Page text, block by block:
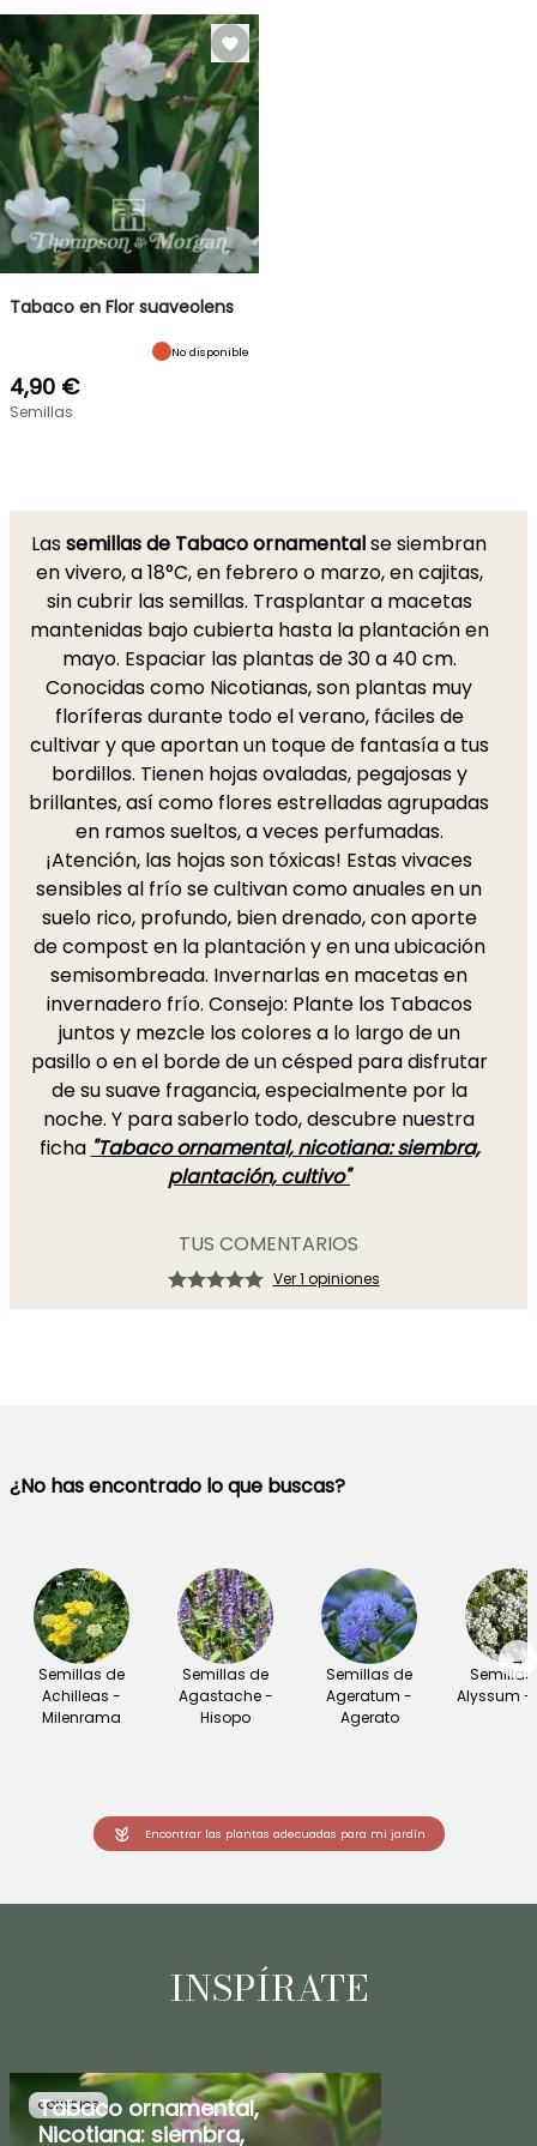
Tabaco en Flor suaveolens
No disponible
4,90 €
Semillas
Lassemillas de Tabaco ornamentalse siembran
en vivero, a 18°C, en febrero o marzo, en cajitas,
sin cubrir las semillas. Trasplantar a macetas
mantenidas bajo cubierta hasta la plantación en
mayo. Espaciar las plantas de 30 a 40 cm.
Conocidas como Nicotianas, son plantas muy
floríferas durante todo el verano, fáciles de
cultivar y que aportan un toque de fantasía a tus
bordillos. Tienen hojas ovaladas, pegajosas y
brillantes, así como flores estrelladas agrupadas
en ramos sueltos, a veces perfumadas.
¡Atención, las hojas son tóxicas! Estas vivaces
sensibles al frío se cultivan como anuales en un
suelo rico, profundo, bien drenado, con aporte
de compost en la plantación y en una ubicación
semisombreada. Invernarlas en macetas en
invernadero frío. Consejo: Plante los Tabacos
juntos y mezcle los colores a lo largo de un
pasillo o en el borde de un césped para disfrutar
de su suave fragancia, especialmente por la
noche. Y para saberlo todo, descubre nuestra
ficha "Tabaco ornamental, nicotiana: siembra,
plantación, cultivo"
TUS COMENTARIOS
Ver 1 opiniones
¿No has encontrado lo que buscas?
Semillas de
Achilleas -
Milenrama
Semillas de
Agastache -
Hisopo
Semillas de
Ageratum -
Agerato
Semillas
Alyssum -
→
Encontrar las plantas adecuadas para mi jardín
INSPÍRATE
CONSEJOS
Tabaco ornamental,
Nicotiana: siembra,